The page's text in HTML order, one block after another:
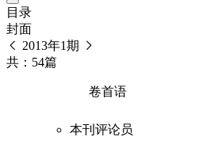
目录
封面
2013年1期
共：54篇
卷首语
本刊评论员